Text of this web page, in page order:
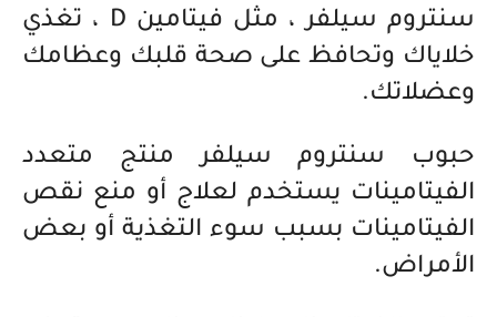
سنتروم سيلفر ، مثل فيتامين D ، تغذي
خلاياك وتحافظ على صحة قلبك وعظامك
وعضلاتك.
حبوب سنتروم سيلفر منتج متعدد
الفيتامينات يستخدم لعلاج أو منع نقص
الفيتامينات بسبب سوء التغذية أو بعض
الأمراض.